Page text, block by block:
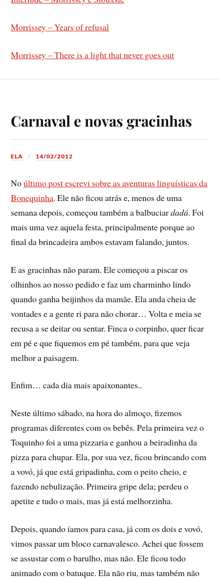
Morrissey – Years of refusal
Morrissey – There is a light that never goes out
Carnaval e novas gracinhas
ELA 14/02/2012
Noúltimo post escrevi sobre as aventuras linguí­sticas da
Bonequinha. Ele não ficou atrás e, menos de uma
semana depois, começou também a balbuciardadá. Foi
mais uma vez aquela festa, principalmente porque ao
final da brincadeira ambos estavam falando, juntos.
E as gracinhas não param. Ele começou a piscar os
olhinhos ao nosso pedido e faz um charminho lindo
quando ganha beijinhos da mamãe. Ela anda cheia de
vontades e a gente ri para não chorar… Volta e meia se
recusa a se deitar ou sentar. Finca o corpinho, quer ficar
em pé e que fiquemos em pé também, para que veja
melhor a paisagem.
Enfim… cada dia mais apaixonantes..
Neste último sábado, na hora do almoço, fizemos
programas diferentes com os bebês. Pela primeira vez o
Toquinho foi a uma pizzaria e ganhou a beiradinha da
pizza para chupar. Ela, por sua vez, ficou brincando com
a vovó, já que está gripadinha, com o peito cheio, e
fazendo nebulização. Primeira gripe dela; perdeu o
apetite e tudo o mais, mas já está melhorzinha.
Depois, quando í­amos para casa, já com os dois e vovó,
vimos passar um bloco carnavalesco. Achei que fossem
se assustar com o barulho, mas não. Ele ficou todo
animado com o batuque. Ela não riu, mas também não